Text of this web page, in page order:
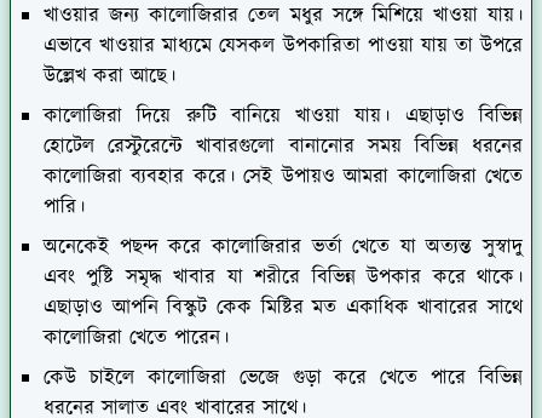
খাওয়ার জন্য কালোজিরার তেল মধুর সঙ্গে মিশিয়ে খাওয়া যায়।
এভাবে খাওয়ার মাধ্যমে যেসকল উপকারিতা পাওয়া যায় তা উপরে
উল্লেখ করা আছে।
কালোজিরা দিয়ে রুটি বানিয়ে খাওয়া যায়। এছাড়াও বিভিন্ন
হোটেল রেস্টুরেন্টে খাবারগুলো বানানোর সময় বিভিন্ন ধরনের
কালোজিরা ব্যবহার করে। সেই উপায়ও আমরা কালোজিরা খেতে
পারি।
অনেকেই পছন্দ করে কালোজিরার ভর্তা খেতে যা অত্যন্ত সুস্বাদু
এবং পুষ্টি সমৃদ্ধ খাবার যা শরীরে বিভিন্ন উপকার করে থাকে।
এছাড়াও আপনি বিস্কুট কেক মিষ্টির মত একাধিক খাবারের সাথে
কালোজিরা খেতে পারেন।
কেউ চাইলে কালোজিরা ভেজে গুড়া করে খেতে পারে বিভিন্ন
ধরনের সালাত এবং খাবারের সাথে।